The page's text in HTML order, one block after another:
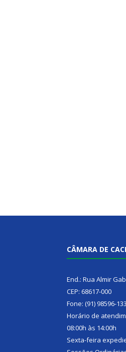
CÂMARA DE
End.: Rua Almir
CEP: 68617-000
Fone: (91) 98596-
Horário de
08:00h às 14:00h
Sexta-feira